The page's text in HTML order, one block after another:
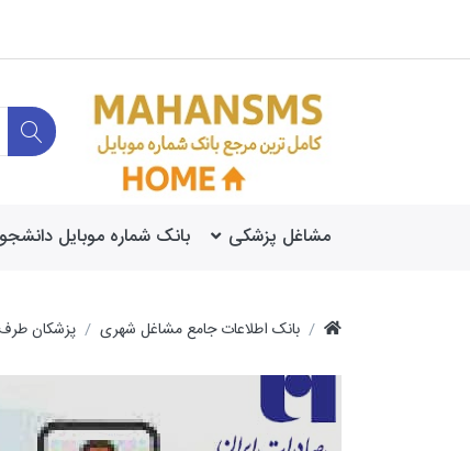
مشاغل پزشکی بانک شماره موبایل
بانک اطلاعات جامع مشاغل شهری پزشکان طرف